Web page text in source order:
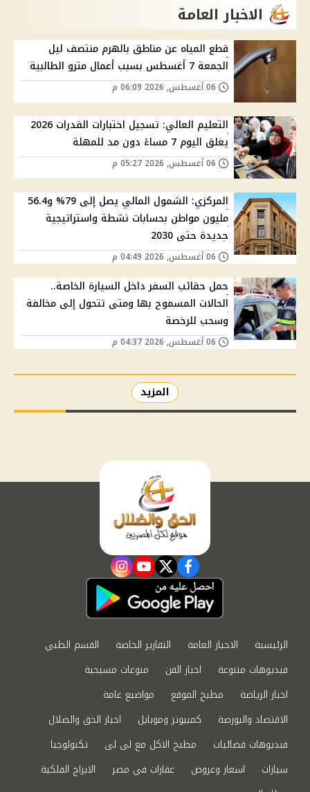
الاخبار العامة
قطع المياه عن مناطق بالهرم منتصف ليل
الجمعة 7 أغسطس بسبب أعمال مترو الطالبية
التعليم العالي: تسجيل اختبارات القدرات 2026
يغلق اليوم 7 مساءً دون مد للمهلة
المركزي: الشمول المالي يصل إلى 79% و56.4
مليون مواطن بحسابات نشطة واستراتيجية
جديدة حتى 2030
حمل حقائب السفر داخل السيارة الخاصة..
الحالات المسموح بها ومتى تتحول إلى مخالفة
وسحب للرخصة
المزيد
facebook
twitter
youtube
instagram
الرئيسية الاخبار العامة التقارير الخاصة
القسم الطبي
فيديوهات متنوعة
اخبار الفن
منوعات مسيحية
اخبار الرياضة
مطبخ الموقع
مواضيع عامة
الاقتصاد والبورصة
كمبيوتر وموبايل
اخبار الحق والضلال
فيديوهات فضائيات
مطبخ الاكل مع لى لى
تكنولوجيا
سيارات
اسعار وعروض عقارات في مصر
الابراج الفلكية